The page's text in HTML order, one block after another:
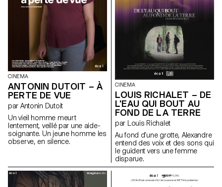
CINEMA
ANTONIN DUTOIT – À
PERTE DE VUE
par Antonin Dutoit
Un vieil homme meurt
lentement, veillé par une aide-
soignante. Un jeune homme les
observe, en silence.
CINEMA
LOUIS RICHALET – DE
L'EAU QUI BOUT AU
FOND DE LA TERRE
par Louis Richalet
Au fond d’une grotte, Alexandre
entend des voix et des sons qui
le guident vers une femme
disparue.